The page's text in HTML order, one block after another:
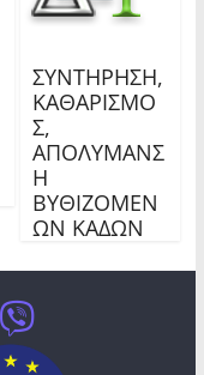
ΣΥΝΤΗΡΗΣΗ,
ΚΑΘΑΡΙΣΜΟ
Σ,
ΑΠΟΛΥΜΑΝΣ
Η
ΒΥΘΙΖΟΜΕΝ
ΩΝ ΚΑΔΩΝ